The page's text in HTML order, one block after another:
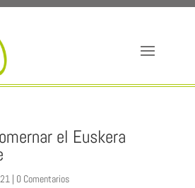
el Euskera
| 0 Comentarios